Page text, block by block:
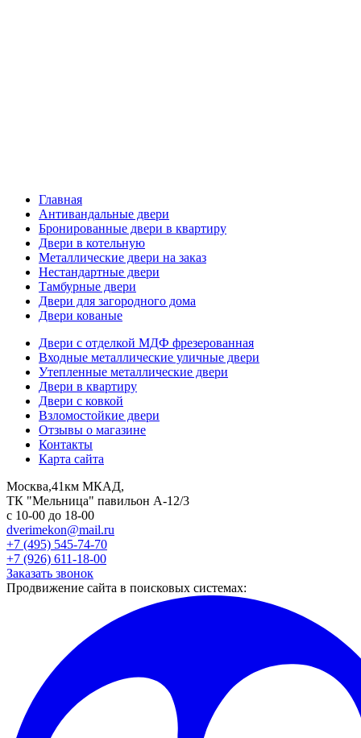
Главная
Антивандальные двери
Бронированные двери в квартиру
Двери в котельную
Металлические двери на заказ
Нестандартные двери
Тамбурные двери
Двери для загородного дома
Двери кованые
Двери с отделкой МДФ фрезерованная
Входные металлические уличные двери
Утепленные металлические двери
Двери в квартиру
Двери с ковкой
Взломостойкие двери
Отзывы о магазине
Контакты
Карта сайта
Москва,41км МКАД,
ТК "Мельница" павильон А-12/3
с 10-00 до 18-00
dverimekon@mail.ru
+7 (495) 545-74-70
+7 (926) 611-18-00
Заказать звонок
Продвижение сайта в поисковых системах: